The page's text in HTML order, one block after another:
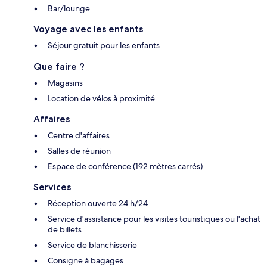
Bar/lounge
Voyage avec les enfants
Séjour gratuit pour les enfants
Que faire ?
Magasins
Location de vélos à proximité
Affaires
Centre d'affaires
Salles de réunion
Espace de conférence (192 mètres carrés)
Services
Réception ouverte 24 h/24
Service d'assistance pour les visites touristiques ou l'achat
de billets
Service de blanchisserie
Consigne à bagages